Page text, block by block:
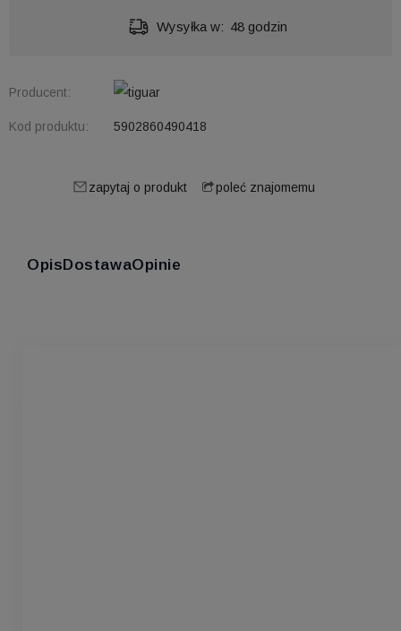
Wysyłka w: 48 godzin
Producent:
Kod produktu: 5902860490418
zapytaj o produkt poleć znajomemu
OpisDostawaOpinie